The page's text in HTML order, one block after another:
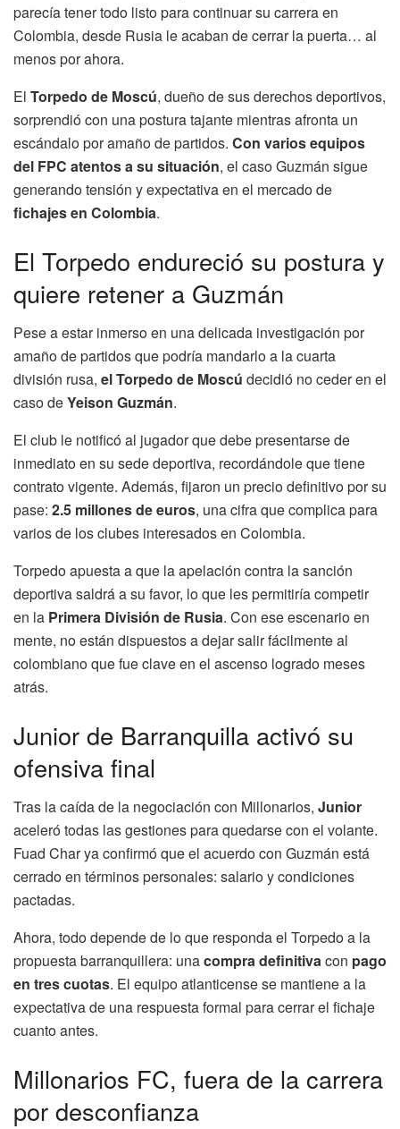
parecía tener todo listo para continuar su carrera en
Colombia, desde Rusia le acaban de cerrar la puerta… al
menos por ahora.
El Torpedo de Moscú, dueño de sus derechos deportivos,
sorprendió con una postura tajante mientras afronta un
escándalo por amaño de partidos. Con varios equipos
del FPC atentos a su situación, el caso Guzmán sigue
generando tensión y expectativa en el mercado de
fichajes en Colombia.
El Torpedo endureció su postura y
quiere retener a Guzmán
Pese a estar inmerso en una delicada investigación por
amaño de partidos que podría mandarlo a la cuarta
división rusa, el Torpedo de Moscú decidió no ceder en el
caso deYeison Guzmán.
El club le notificó al jugador que debe presentarse de
inmediato en su sede deportiva, recordándole que tiene
contrato vigente. Además, fijaron un precio definitivo por su
pase: 2.5 millones de euros, una cifra que complica para
varios de los clubes interesados en Colombia.
Torpedo apuesta a que la apelación contra la sanción
deportiva saldrá a su favor, lo que les permitiría competir
en la Primera División de Rusia. Con ese escenario en
mente, no están dispuestos a dejar salir fácilmente al
colombiano que fue clave en el ascenso logrado meses
atrás.
Junior de Barranquilla activó su
ofensiva final
Tras la caída de la negociación con Millonarios, Junior
aceleró todas las gestiones para quedarse con el volante.
Fuad Char ya confirmó que el acuerdo con Guzmán está
cerrado en términos personales: salario y condiciones
pactadas.
Ahora, todo depende de lo que responda el Torpedo a la
propuesta barranquillera: unacompra definitivacon pago
en tres cuotas. El equipo atlanticense se mantiene a la
expectativa de una respuesta formal para cerrar el fichaje
cuanto antes.
Millonarios FC, fuera de la carrera
por desconfianza